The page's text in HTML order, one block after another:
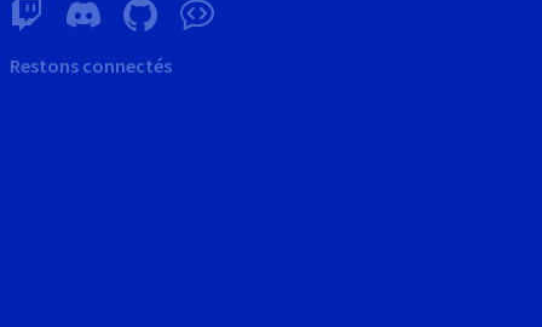
Restons connectés